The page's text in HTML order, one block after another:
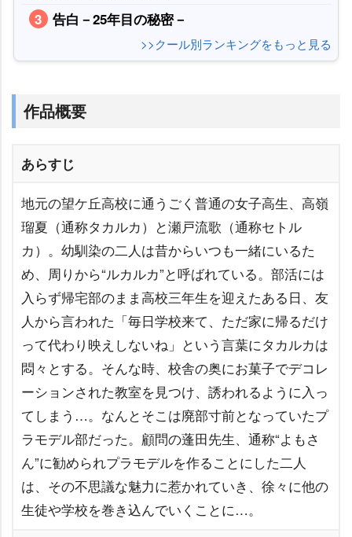
告白－25年目の秘密－
>>クール別ランキングをもっと見る
作品概要
あらすじ
地元の望ケ丘高校に通うごく普通の女子高生、高嶺
瑠夏（通称タカルカ）と瀬戸流歌（通称セトル
カ）。幼馴染の二人は昔からいつも一緒にいるた
め、周りから“ルカルカ”と呼ばれている。部活には
入らず帰宅部のまま高校三年生を迎えたある日、友
人から言われた「毎日学校来て、ただ家に帰るだけ
って代わり映えしないね」という言葉にタカルカは
悶々とする。そんな時、校舎の奥にお菓子でデコレ
ーションされた教室を見つけ、誘われるように入っ
てしまう…。なんとそこは廃部寸前となっていたプ
ラモデル部だった。顧問の蓬田先生、通称“よもさ
ん”に勧められプラモデルを作ることにした二人
は、その不思議な魅力に惹かれていき、徐々に他の
生徒や学校を巻き込んでいくことに…。